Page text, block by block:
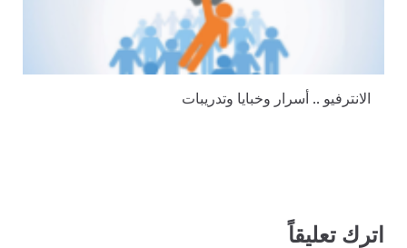
الانترفيو .. أسرار وخبايا وتدريبات
اترك تعليقاً